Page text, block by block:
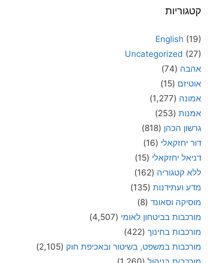
קטגוריות
English (19)
Uncategorized (27)
אהבה (74)
אוטיזם (15)
אמונה (1,277)
אמנות (253)
גרשון הכהן (818)
דור יחזקאלי (16)
דניאל יחזקאלי (15)
ללא קטגוריה (162)
מדע ועתידנות (135)
מוסיקה וסאונד (8)
מורכבות בביטחון לאומי (4,507)
מורכבות בחינוך (422)
מורכבות במשפט, בשיטור ובאכיפת חוק (2,105)